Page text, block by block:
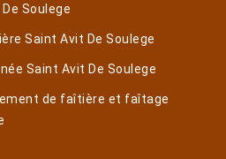
Soulege
Saint Avit De Soulege
Saint Avit De Soulege
de faîtière et faîtage